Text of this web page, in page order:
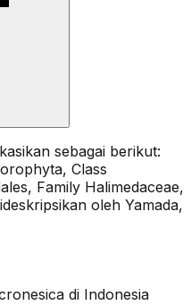
sebagai berikut:
Class
Family Halimedaceae,
oleh Yamada,
di Indonesia